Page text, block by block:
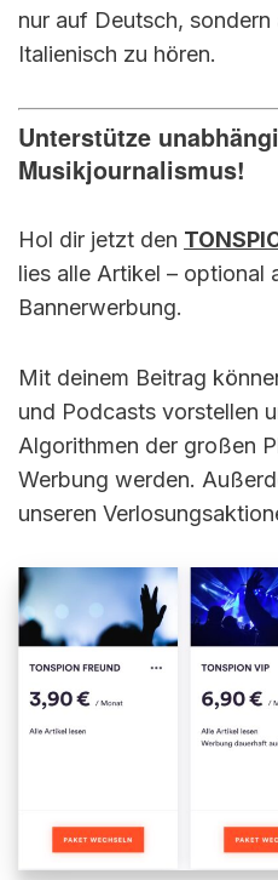
nur auf Deutsch,
Italienisch zu hören.
Unterstütze
Musikjournalismus!
Hol dir jetzt den
lies alle Artikel – optional
Bannerwerbung.
Mit deinem Beitrag
und Podcasts vorstellen
Algorithmen der großen
Werbung werden.
unseren